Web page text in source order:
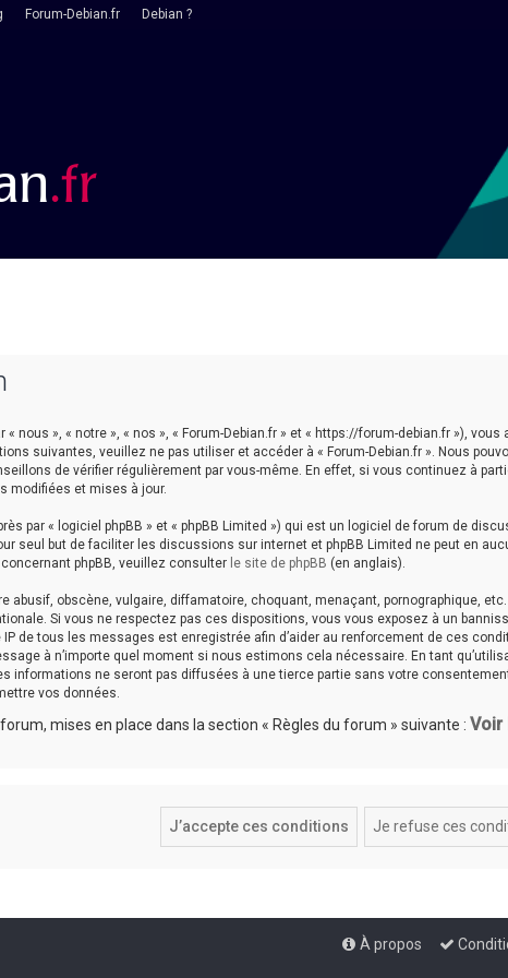
Forum-Debian.fr Debian ?
« nous », « notre », « nos », « Forum-Debian.fr » et « https://forum-debian.fr »),
suivantes, veuillez ne pas utiliser et accéder à « Forum-Debian.fr ». Nous
de vérifier régulièrement par vous-même. En effet, si vous continuez à
modifiées et mises à jour.
par « logiciel phpBB » et « phpBB Limited ») qui est un logiciel de forum de
seul but de faciliter les discussions sur internet et phpBB Limited ne peut en
phpBB, veuillez consulter le site de phpBB (en anglais).
abusif, obscène, vulgaire, diffamatoire, choquant, menaçant, pornographique,
Si vous ne respectez pas ces dispositions, vous vous exposez à un
de tous les messages est enregistrée afin d’aider au renforcement de ces
à n’importe quel moment si nous estimons cela nécessaire. En tant
informations ne seront pas diffusées à une tierce partie sans votre
vos données.
mises en place dans la section « Règles du forum » suivante : Voir
À propos